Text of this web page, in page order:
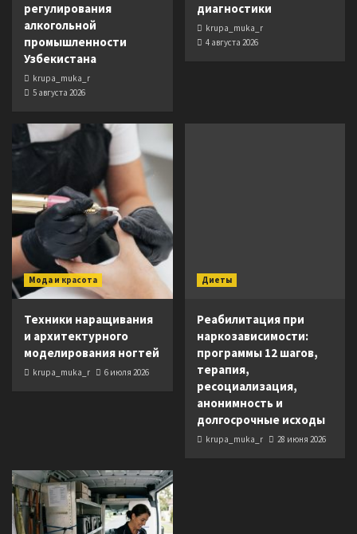
регулирования
алкогольной
промышленности
Узбекистана
krupa_muka_r
5 августа 2026
диагностики
krupa_muka_r
4 августа 2026
Мода и красота
Техники наращивания
и архитектурного
моделирования ногтей
krupa_muka_r 6 июля 2026
Диеты
Реабилитация при
наркозависимости:
программы 12 шагов,
терапия,
ресоциализация,
анонимность и
долгосрочные исходы
krupa_muka_r 28 июня 2026